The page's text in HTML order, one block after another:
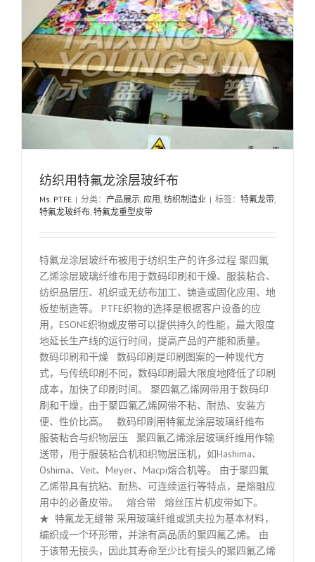
纺织用特氟龙涂层玻纤布
Ms. PTFE | 分类： 产品展示, 应用, 纺织制造业 | 标签： 特氟龙带,
特氟龙玻纤布, 特氟龙重型皮带
特氟龙涂层玻纤布被用于纺织生产的许多过程 聚四氟
乙烯涂层玻璃纤维布用于数码印刷和干燥、服装粘合、
纺织品层压、机织或无纺布加工、铸造或固化应用、地
板垫制造等。 PTFE织物的选择是根据客户设备的应
用，ESONE织物或皮带可以提供持久的性能，最大限度
地延长生产线的运行时间，提高产品的产能和质量。
数码印刷和干燥 数码印刷是印刷图案的一种现代方
式，与传统印刷不同，数码印刷最大限度地降低了印刷
成本，加快了印刷时间。 聚四氟乙烯网带用于数码印
刷和干燥，由于聚四氟乙烯网带不粘、耐热、安装方
便、性价比高。 数码印刷用特氟龙涂层玻璃纤维布
服装粘合与织物层压 聚四氟乙烯涂层玻璃纤维用作输
送带，用于服装粘合机和织物层压机，如Hashima、
Oshima、Veit、Meyer、Macpi熔合机等。 由于聚四氟
乙烯带具有抗粘、耐热、可连续运行等特点，是熔融应
用中的必备皮带。 熔合带 熔丝压片机皮带如下。
★ 特氟龙无缝带 采用玻璃纤维或凯夫拉为基本材料，
编织成一个环形带，并涂有高品质的聚四氟乙烯。 由
于该带无接头，因此其寿命至少比有接头的聚四氟乙烯